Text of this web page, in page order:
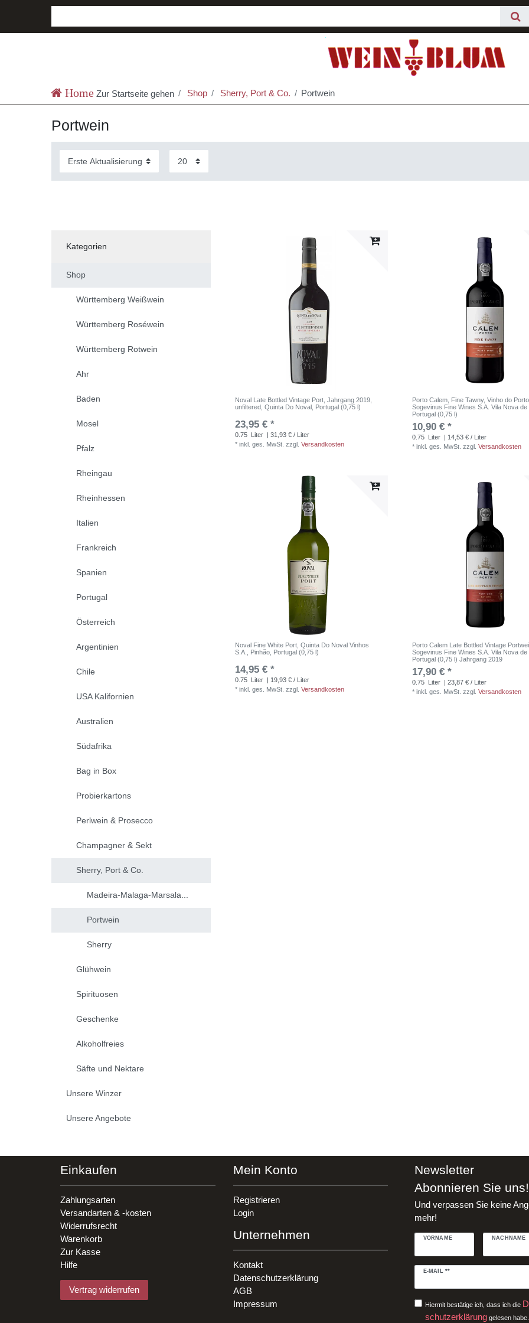
Zur Startseite gehen Shop Sherry, Port & Co. Portwein
Portwein
Kategorien
Shop
Württemberg Weißwein
Württemberg Roséwein
Württemberg Rotwein
Ahr
Baden
Mosel
Pfalz
Rheingau
Rheinhessen
Italien
Frankreich
Spanien
Portugal
Österreich
Argentinien
Chile
USA Kalifornien
Australien
Südafrika
Bag in Box
Probierkartons
Perlwein & Prosecco
Champagner & Sekt
Sherry, Port & Co.
Madeira-Malaga-Marsala...
Portwein
Sherry
Glühwein
Spirituosen
Geschenke
Alkoholfreies
Säfte und Nektare
Unsere Winzer
Unsere Angebote
Noval Late Bottled Vintage Port, Jahrgang 2019,
unfiltered, Quinta Do Noval, Portugal (0,75 l)
23,95 € *
0.75 Liter | 31,93 € / Liter
*inkl. ges. MwSt. zzgl.Versandkosten
Porto Calem, Fine Tawny, Vinho do Porto,
Sogevinus Fine Wines S.A. Vila Nova de
Portugal (0,75 l)
10,90 € *
0.75 Liter | 14,53 € / Liter
*inkl. ges. MwSt. zzgl.Versandkosten
Noval Fine White Port, Quinta Do Noval Vinhos
S.A., Pinhão, Portugal (0,75 l)
14,95 € *
0.75 Liter
| 19,93 € / Liter
*inkl. ges. MwSt. zzgl.Versandkosten
Porto Calem Late Bottled Vintage
Sogevinus Fine Wines S.A. Vila Nova de
Portugal (0,75 l) Jahrgang 2019
17,90 € *
0.75 Liter
| 23,87 € / Liter
*inkl. ges. MwSt. zzgl.Versandkosten
Einkaufen
Zahlungsarten
Versandarten & -kosten
Widerrufsrecht
Warenkorb
Zur Kasse
Hilfe
Vertrag widerrufen
Mein Konto
Registrieren
Login
Unternehmen
Kontakt
Datenschutzerklärung
AGB
Impressum
Newsletter
Abonnieren Sie uns!
Und verpassen Sie keine
mehr!
VORNAME NACHNAME
E-MAIL **
Newsletter
Hiermit bestätige ich, dass ich die
schutz­erklärung gelesen